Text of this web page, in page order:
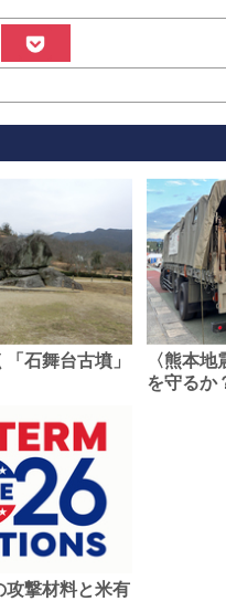
石舞台古墳」
〈熊本
を守るか
攻撃材料と米有